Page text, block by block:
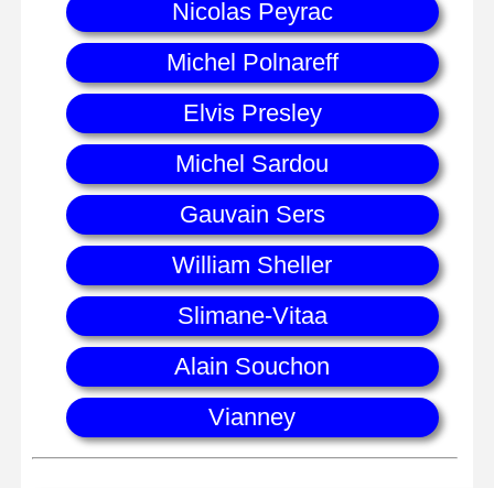
Nicolas Peyrac
Michel Polnareff
Elvis Presley
Michel Sardou
Gauvain Sers
William Sheller
Slimane-Vitaa
Alain Souchon
Vianney